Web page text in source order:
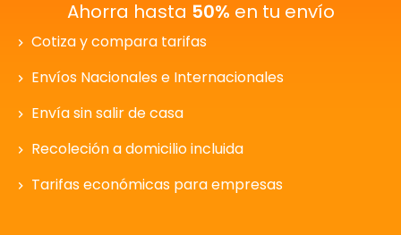
Ahorra hasta 50% en tu envío
Cotiza y compara tarifas
Envíos Nacionales e Internacionales
Envía sin salir de casa
Recoleción a domicilio incluida
Tarifas económicas para empresas